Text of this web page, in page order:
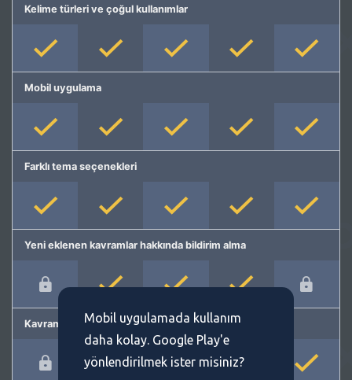
Kelime türleri ve çoğul kullanımlar
Mobil uygulama
Farklı tema seçenekleri
Yeni eklenen kavramlar hakkında bildirim alma
Kavram önermeMobil uygulamada kullanım
daha kolay. Google Play'e
yönlendirilmek ister misiniz?